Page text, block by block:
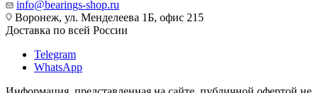
info@bearings-shop.ru
Воронеж, ул. Менделеева 1Б, офис 215
Доставка по всей России
Telegram
WhatsApp